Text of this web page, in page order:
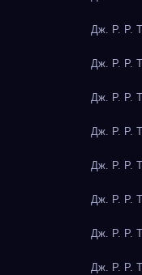
Дж. Р. Р.
Дж. Р. Р.
Дж. Р. Р.
Дж. Р. Р.
Дж. Р. Р.
Дж. Р. Р.
Дж. Р. Р.
Дж. Р. Р.